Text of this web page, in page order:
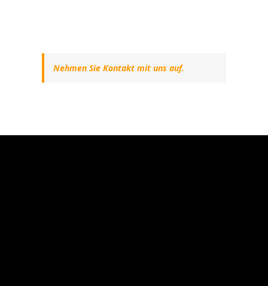
Nehmen Sie Kontakt mit uns auf.